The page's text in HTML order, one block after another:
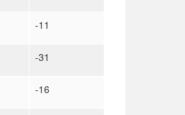
-11
-31
-16